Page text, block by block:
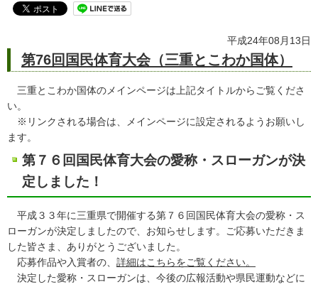
平成24年08月13日
第76回国民体育大会（三重とこわか国体）
三重とこわか国体のメインページは上記タイトルからご覧くださ
い。
※リンクされる場合は、メインページに設定されるようお願いし
ます。
第７６回国民体育大会の愛称・スローガンが決
定しました！
平成３３年に三重県で開催する第７６回国民体育大会の愛称・ス
ローガンが決定しましたので、お知らせします。ご応募いただきま
した皆さま、ありがとうございました。
応募作品や入賞者の、 詳細はこちらをご覧ください。
決定した愛称・スローガンは、今後の広報活動や県民運動などに